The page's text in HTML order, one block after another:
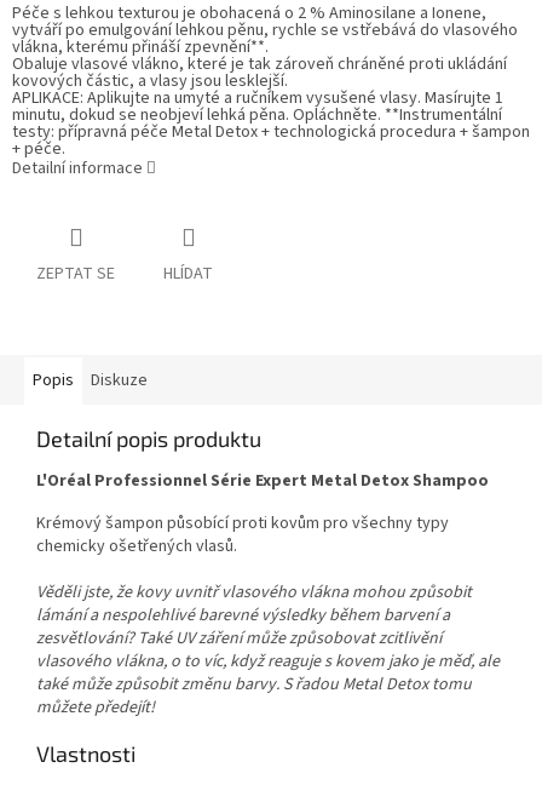
Péče s lehkou texturou je obohacená o 2 % Aminosilane a Ionene,
vytváří po emulgování lehkou pěnu, rychle se vstřebává do vlasového
vlákna, kterému přináší zpevnění**.
Obaluje vlasové vlákno, které je tak zároveň chráněné proti ukládání
kovových částic, a vlasy jsou lesklejší.
APLIKACE: Aplikujte na umyté a ručníkem vysušené vlasy. Masírujte 1
minutu, dokud se neobjeví lehká pěna. Opláchněte. **Instrumentální
testy: přípravná péče Metal Detox + technologická procedura + šampon
+ péče.
Detailní informace
ZEPTAT SE HLÍDAT
Popis Diskuze
Detailní popis produktu
L'Oréal Professionnel Série Expert Metal Detox Shampoo
Krémový šampon působící proti kovům pro všechny typy
chemicky ošetřených vlasů.
Věděli jste, že kovy uvnitř vlasového vlákna mohou způsobit
lámání a nespolehlivé barevné výsledky během barvení a
zesvětlování? Také UV záření může způsobovat zcitlivění
vlasového vlákna, o to víc, když reaguje s kovem jako je měď, ale
také může způsobit změnu barvy. S řadou Metal Detox tomu
můžete předejít!
Vlastnosti